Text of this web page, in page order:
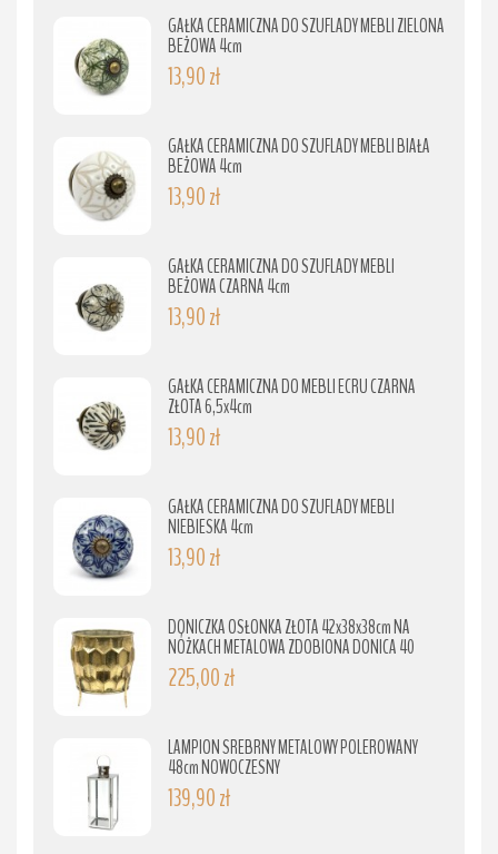
GAŁKA CERAMICZNA DO SZUFLADY MEBLI ZIELONA
BEŻOWA 4cm
13,90 zł
GAŁKA CERAMICZNA DO SZUFLADY MEBLI BIAŁA
BEŻOWA 4cm
13,90 zł
GAŁKA CERAMICZNA DO SZUFLADY MEBLI
BEŻOWA CZARNA 4cm
13,90 zł
GAŁKA CERAMICZNA DO MEBLI ECRU CZARNA
ZŁOTA 6,5x4cm
13,90 zł
GAŁKA CERAMICZNA DO SZUFLADY MEBLI
NIEBIESKA 4cm
13,90 zł
DONICZKA OSŁONKA ZŁOTA 42x38x38cm NA
NÓŻKACH METALOWA ZDOBIONA DONICA 40
225,00 zł
LAMPION SREBRNY METALOWY POLEROWANY
48cm NOWOCZESNY
139,90 zł